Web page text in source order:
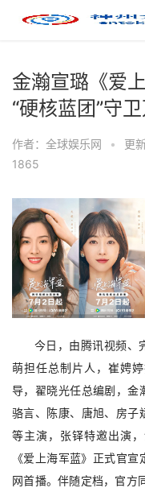
金瀚宣璐《爱
“硬核蓝团”守
作者：全球娱乐网 • 更
1865
今日，由腾讯视频、
萌担任总制片人，崔娉
导，翟晓光任总编剧，金
骆言、陈康、唐旭、房子
等主演，张铎特邀出演
《爱上海军蓝》正式官宣
网首播。伴随定档，官方